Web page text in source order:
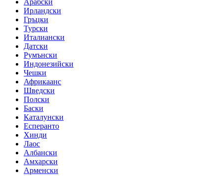
Ирландски
Гръцки
Турски
Италиански
Датски
Румънски
Индонезийски
Чешки
Африкаанс
Шведски
Полски
Баски
Каталунски
Есперанто
Хинди
Лаос
Албански
Амхарски
Арменски